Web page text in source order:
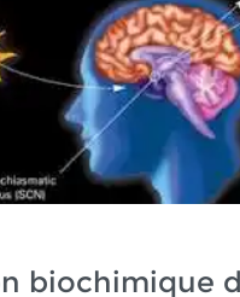
biochimique